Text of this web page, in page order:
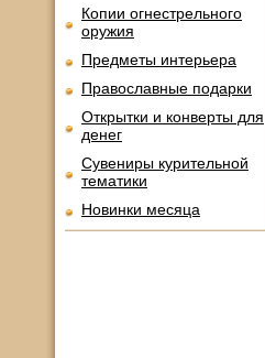
Копии огнестрельного
оружия
Предметы интерьера
Православные подарки
Открытки и конверты для
денег
Сувениры курительной
тематики
Новинки месяца